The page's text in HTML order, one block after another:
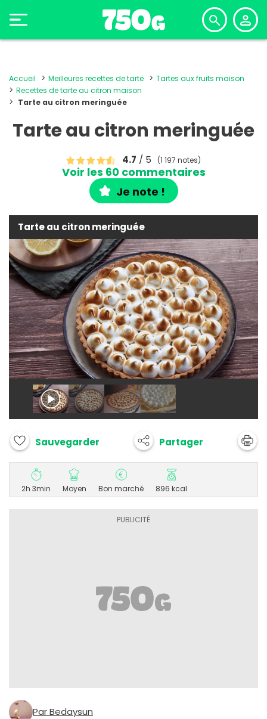
Accueil Meilleures recettes de tarte
Tartes aux fruits maison
Recettes de tarte au citron maison
Tarte au citron meringuée
Tarte au citron meringuée
4.7 / 5 (1 197 notes)
Voir les 60 commentaires
Je note !
Tarte au citron meringuée
Sauvegarder Partager
2h 3min Moyen Bon marché 896 kcal
Par Bedaysun